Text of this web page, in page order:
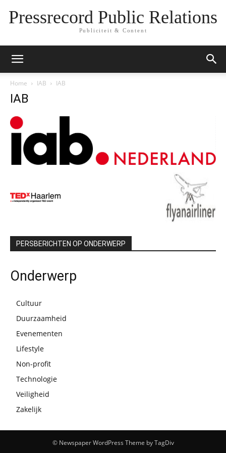
Pressrecord Public Relations
Publiciteit & Content
Home IAB IAB
IAB
PERSBERICHTEN OP ONDERWERP
Onderwerp
Cultuur
Duurzaamheid
Evenementen
Lifestyle
Non-profit
Technologie
Veiligheid
Zakelijk
© Newspaper WordPress Theme by TagDiv